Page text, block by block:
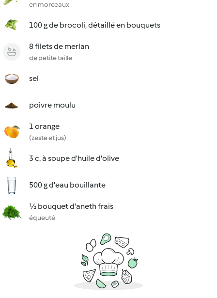
en morceaux
100 g de brocoli, détaillé en bouquets
8 filets de merlan
de petite taille
sel
poivre moulu
1 orange
(zeste et jus)
3 c. à soupe d'huile d'olive
500 g d'eau bouillante
½ bouquet d'aneth frais
équeuté